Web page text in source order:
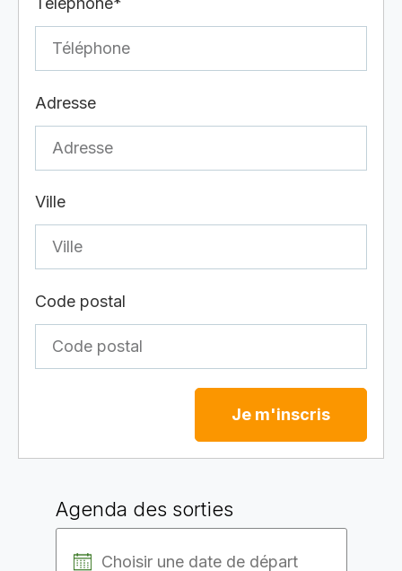
Adresse
Ville
Code postal
Je m'inscris
Agenda des sorties